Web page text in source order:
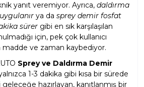
yanıt veremiyor. Ayrıca, daldırma
ya da sprey demir fosfat
sürer gibi en sık karşılaşılan
için, pek çok kullanıcı
ve zaman kaybediyor.
Sprey ve Daldırma Demir
1-3 dakika gibi kısa bir sürede
hazırlayan, kanıtlanmış bir